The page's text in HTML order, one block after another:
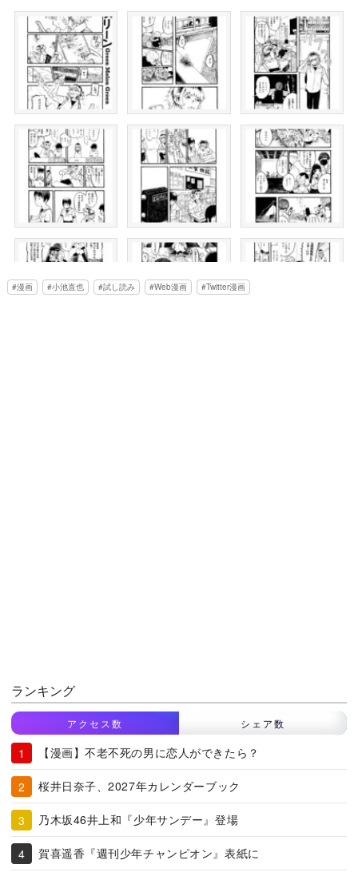
漫画 小池直也 試し読み Web漫画 Twitter漫画
ランキング
アクセス数 シェア数
【漫画】不老不死の男に恋人ができたら？
桜井日奈子、2027年カレンダーブック
乃木坂46井上和『少年サンデー』登場
賀喜遥香『週刊少年チャンピオン』表紙に